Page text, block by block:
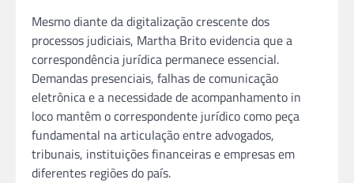
Mesmo diante da digitalização crescente dos
processos judiciais, Martha Brito evidencia que a
correspondência jurídica permanece essencial.
Demandas presenciais, falhas de comunicação
eletrônica e a necessidade de acompanhamento in
loco mantêm o correspondente jurídico como peça
fundamental na articulação entre advogados,
tribunais, instituições financeiras e empresas em
diferentes regiões do país.